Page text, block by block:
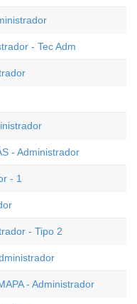
- Tec Adm
- Administrador
- 1
- Tipo 2
- Administrador